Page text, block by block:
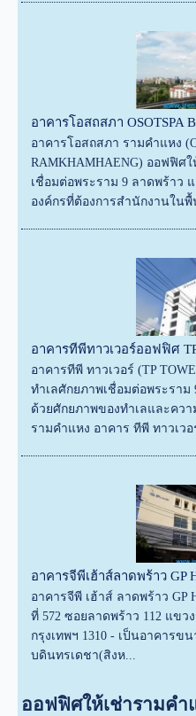
อาคารโอสถสภา OSOTSPA
อาคารโอสถสภา รามคำแหง
RAMKHAMHAENG) ออฟฟิศ
เชื่อมต่อพระราม 9 ลาดพร้าว
องค์กรที่ต้องการสำนักงานใน
อาคารทีพีทาวเวอร์ออฟฟิศ
อาคารทีพี ทาวเวอร์ (TP
ทำเลศักยภาพเชื่อมต่อพระรา
ด้วยศักยภาพของทำเลและคว
รามคำแหง อาคาร ทีพี ทาวเวอ
อาคารจีพีเฮ้าส์ลาดพร้าว GP
อาคารจีพี เฮ้าส์ ลาดพร้าว GP
ที่ 572 ซอยลาดพร้าว 112 แขว
กรุงเทพฯ 1310 - เป็นอาคารข
บดินทรเดชา(สิงห...
ออฟฟิศให้เช่ารามคำ